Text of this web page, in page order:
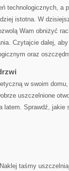
technologicznych, ⁢a⁤
istotna.‌ W
Wam obniżyć
Czytajcie dalej,
oraz
w swoim
uszczelnione
‌latem. Sprawdź,⁣ jakie
Naklej taśmy